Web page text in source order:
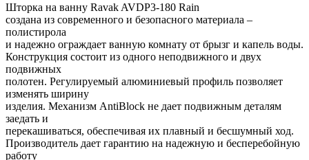
Шторка на ванну Ravak AVDP3-180 Rain
создана из современного и безопасного материала –
полистирола
и надежно ограждает ванную комнату от брызг и капель воды.
Конструкция состоит из одного неподвижного и двух
подвижных
полотен. Регулируемый алюминиевый профиль позволяет
изменять ширину
изделия. Механизм AntiBlock не дает подвижным деталям
заедать и
перекашиваться, обеспечивая их плавный и бесшумный ход.
Производитель дает гарантию на надежную и бесперебойную
работу